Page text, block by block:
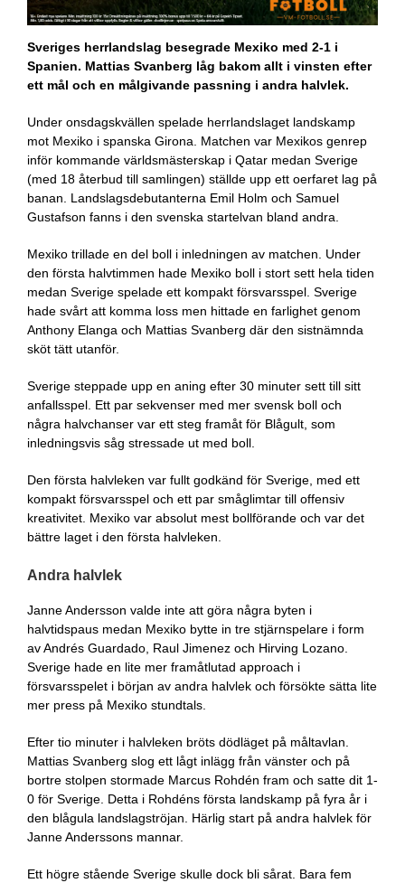
Sveriges herrlandslag besegrade Mexiko med 2-1 i
Spanien. Mattias Svanberg låg bakom allt i vinsten efter
ett mål och en målgivande passning i andra halvlek.
Under onsdagskvällen spelade herrlandslaget landskamp
mot Mexiko i spanska Girona. Matchen var Mexikos genrep
inför kommande världsmästerskap i Qatar medan Sverige
(med 18 återbud till samlingen) ställde upp ett oerfaret lag på
banan. Landslagsdebutanterna Emil Holm och Samuel
Gustafson fanns i den svenska startelvan bland andra.
Mexiko trillade en del boll i inledningen av matchen. Under
den första halvtimmen hade Mexiko boll i stort sett hela tiden
medan Sverige spelade ett kompakt försvarsspel. Sverige
hade svårt att komma loss men hittade en farlighet genom
Anthony Elanga och Mattias Svanberg där den sistnämnda
sköt tätt utanför.
Sverige steppade upp en aning efter 30 minuter sett till sitt
anfallsspel. Ett par sekvenser med mer svensk boll och
några halvchanser var ett steg framåt för Blågult, som
inledningsvis såg stressade ut med boll.
Den första halvleken var fullt godkänd för Sverige, med ett
kompakt försvarsspel och ett par småglimtar till offensiv
kreativitet. Mexiko var absolut mest bollförande och var det
bättre laget i den första halvleken.
Andra halvlek
Janne Andersson valde inte att göra några byten i
halvtidspaus medan Mexiko bytte in tre stjärnspelare i form
av Andrés Guardado, Raul Jimenez och Hirving Lozano.
Sverige hade en lite mer framåtlutad approach i
försvarsspelet i början av andra halvlek och försökte sätta lite
mer press på Mexiko stundtals.
Efter tio minuter i halvleken bröts dödläget på måltavlan.
Mattias Svanberg slog ett lågt inlägg från vänster och på
bortre stolpen stormade Marcus Rohdén fram och satte dit 1-
0 för Sverige. Detta i Rohdéns första landskamp på fyra år i
den blågula landslagströjan. Härlig start på andra halvlek för
Janne Anderssons mannar.
Ett högre stående Sverige skulle dock bli sårat. Bara fem